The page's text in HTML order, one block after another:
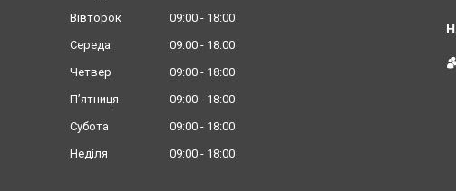
Вівторок
09:00
18:00
Середа
09:00
18:00
Четвер
09:00
18:00
Пʼятниця
09:00
18:00
Субота
09:00
18:00
Неділя
09:00 18:00